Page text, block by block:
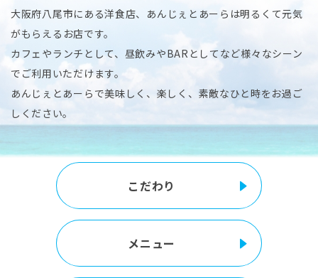
大阪府八尾市にある洋食店、あんじぇとあーらは明るくて元気
がもらえるお店です。
カフェやランチとして、昼飲みやBARとしてなど様々なシーン
でご利用いただけます。
あんじぇとあーらで美味しく、楽しく、素敵なひと時をお過ご
しください。
こだわり
メニュー